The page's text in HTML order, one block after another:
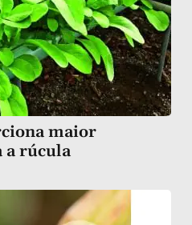
maior
a rúcula